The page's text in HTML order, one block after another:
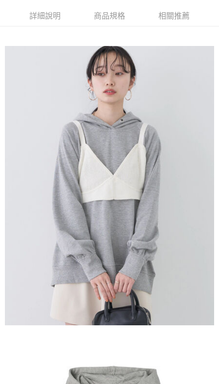
成交易。
3.實際核准額度、可分期數及費用金額請依後續交易確認頁面所載為準。
法說明評估內容。
1.分期款項不併入電信帳單，「大哥付你分期」於每月結算日後寄送繳費提
2.透過簡訊連結打開帳單後，可選擇「超商條碼／台灣大直營門市／銀行轉
帳／街口支付／iPASS MONEY」等通路繳費。
1.本服務係由「台灣大哥大股份有限公司」（以下簡稱本公司）所提供，讓
用戶於交易時，得透過本服務購買商品或服務，並由商店將買賣／分期付款
買賣價金債權讓與本公司後，依約使用本公司帳單繳交帳款。
2.基於同意付款使用「大哥付你分期」之契約關係目的，商店將以您的個人
資料（包含姓名、電話或地址）提供予台灣大哥大進項蒐集、處理及利用，
由本公司與您本人進行分期帳單所需資料之確認、核對及更正。
3.完整用戶服務條款，請詳閱以下連結：https://oppay.tw/userRule
AFTEE先享後付是「在收到商品之後才付款」的支付方式。 讓您購物簡單
３．安心：先確認商品／服務後，再付款。
【「AFTEE先享後付」結帳流程】
１．於結帳方式選擇「AFTEE先享後付」後，將跳轉至「AFTEE先享後付」
結帳頁面，進行簡訊認證並確認金額後，即可完成結帳。
２．訂單成立數日內，您將收到繳費通知簡訊。
３．收到繳費通知簡訊後14天內，點擊此簡訊中的連結，可透過四大超商／
ATM／網路銀行／等多元方式進行付款，方視為交易完成。
※ 請注意：結帳手續完成當下不需立刻繳費，但若您需要取消訂單，請聯絡
購買商品的店家。未經商家同意取消之訂單仍視為有效，需透過AFTEE先享
後付繳納相關費用。
※ 交易是否成功請以「AFTEE先享後付 」之結帳頁面顯示為準，若有關於
是否繳費成功／繳費後需取消欲退款等相關疑問，請聯繫「AFTEE先享後付
https://netprotections.freshdesk.com/support/home
１．透過由恩沛科技股份有限公司提供之「AFTEE先享後付」服務完成之交
易，需依本服務之必要範圍內提供個人資料，並將交易相關給付款項請求債
權轉讓予恩沛科技股份有限公司。
２．關於個人資料處理事宜，請瀏覽以下網址：
https://aftee.tw/terms/#terms3
３．未成年的使用者請事先徵得法定代理人或監護人之同意方可使用
「AFTEE先享後付」，若未經同意申辦者引起之損失，本公司不負相關責
４．使用「AFTEE先享後付」時，將依據個別帳號之用戶狀況，依本公司即
時審查核予不同之上限額度；若仍有額度不足之情形，本公司將視審查結果
請求用戶進行身份認證。
５．嚴禁一人註冊多個帳號或使用他人資訊註冊。若發現惡意使用之情形，
恩沛科技股份有限公司將有權停止該用戶之使用額度並採取法律行動。
ATM付款
每筆NT$60，滿NT$388(含以上)免運費
每筆NT$60，滿NT$388(含以上)免運費
每筆NT$60，滿NT$888(含以上)免運費
每筆NT$60，滿NT$888(含以上)免運費
每筆NT$60，滿NT$888(含以上)免運費
每筆NT$60，滿NT$888(含以上)免運費
每筆NT$90，滿NT$888(含以上)免運費
詳細說明 商品規格 相關推薦